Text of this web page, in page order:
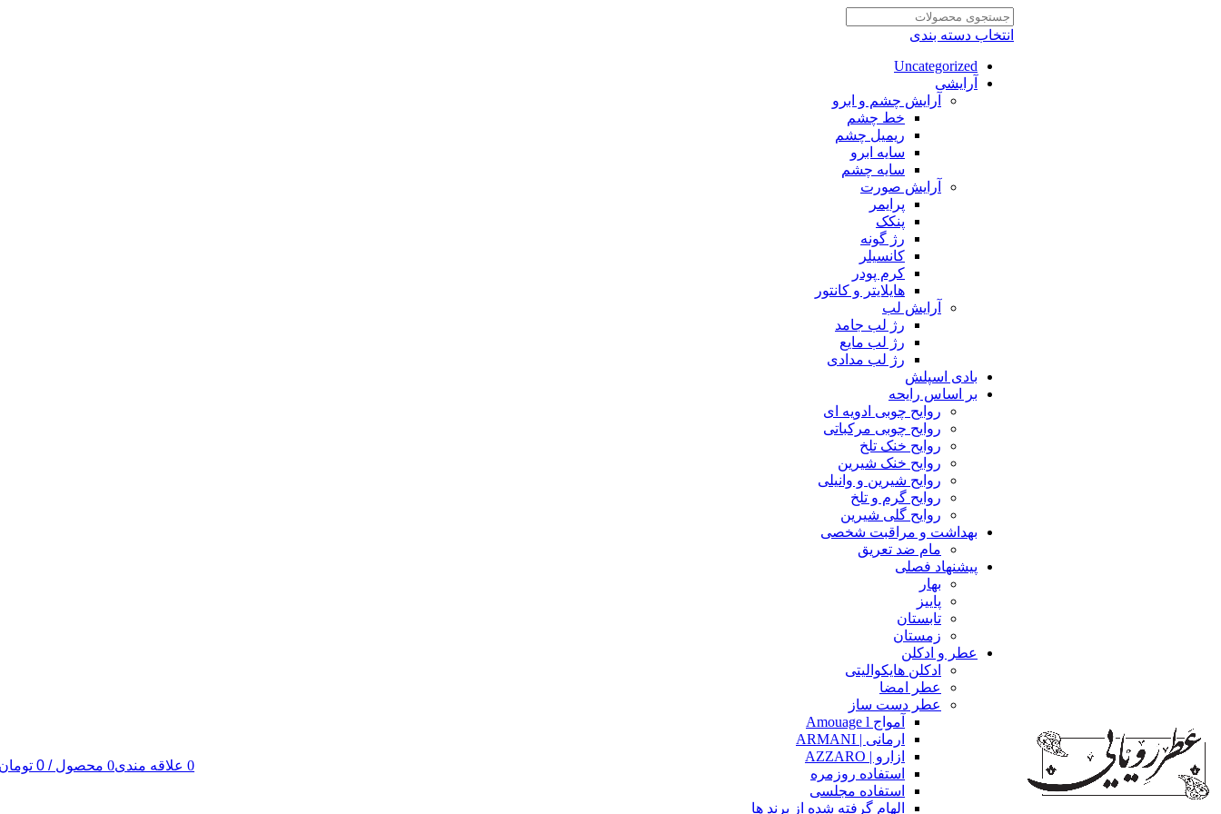
انتخاب دسته بندی
Uncategorized
آرایشی
آرایش چشم و ابرو
خط چشم
ریمیل چشم
سایه ابرو
سایه چشم
آرایش صورت
پرایمر
پنکک
رژ گونه
کانسیلر
کرم پودر
هایلایتر و کانتور
آرایش لب
رژ لب جامد
رژ لب مایع
رژ لب مدادی
بادی اسپلش
بر اساس رایحه
روایح چوبی ادویه ای
روایح چوبی مرکباتی
روایح خنک تلخ
روایح خنک شیرین
روایح شیرین و وانیلی
روایح گرم و تلخ
روایح گلی شیرین
بهداشت و مراقبت شخصی
مام ضد تعریق
پیشنهاد فصلی
بهار
پاییز
تابستان
زمستان
عطر و ادکلن
ادکلن هایکوالیتی
عطر امضا
عطر دست ساز
آمواج Amouage l
ارمانی | ARMANI
ازارو | AZZARO
استفاده روزمره
استفاده مجلسی
الهام گرفته شده از برند ها
0 علاقه مندی0 محصول /
0